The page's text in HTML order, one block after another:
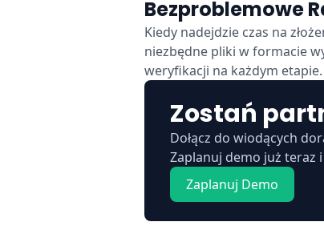
Bezproblemowe
Kiedy nadejdzie czas na
niezbędne pliki w formacie
weryfikacji na każdym etapie.
Zostań
Dołącz do wiodących
Zaplanuj demo już teraz
Zaplanuj Demo